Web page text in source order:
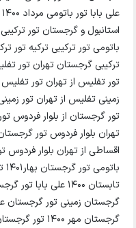
استانبول و گرجستان تور ترکیبی
باتومی تور ترکیبی ترکیه تور
زمینی تفلیس از تهران تور
تور گرجستان از بلوار فردوس
تهران بلوار فردوس تور
اقساطی از تهران بلوار
گرجستان زمینی تور گرجستان